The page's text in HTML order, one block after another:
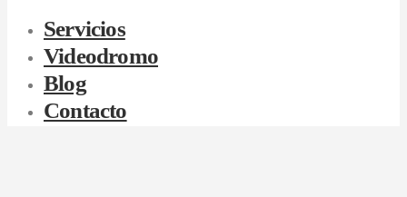
Servicios
Videodromo
Blog
Contacto